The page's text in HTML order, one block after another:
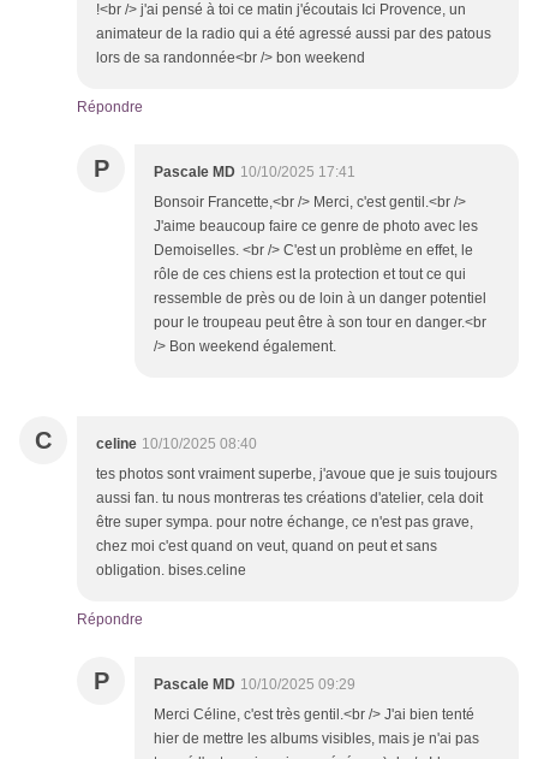
!<br /> j'ai pensé à toi ce matin j'écoutais Ici Provence, un
animateur de la radio qui a été agressé aussi par des patous
lors de sa randonnée<br /> bon weekend
Répondre
P Pascale MD 10/10/2025 17:41
Bonsoir Francette,<br /> Merci, c'est gentil.<br />
J'aime beaucoup faire ce genre de photo avec les
Demoiselles. <br /> C'est un problème en effet, le
rôle de ces chiens est la protection et tout ce qui
ressemble de près ou de loin à un danger potentiel
pour le troupeau peut être à son tour en danger.<br
/> Bon weekend également.
C celine 10/10/2025 08:40
tes photos sont vraiment superbe, j'avoue que je suis toujours
aussi fan. tu nous montreras tes créations d'atelier, cela doit
être super sympa. pour notre échange, ce n'est pas grave,
chez moi c'est quand on veut, quand on peut et sans
obligation. bises.celine
Répondre
P Pascale MD 10/10/2025 09:29
Merci Céline, c'est très gentil.<br /> J'ai bien tenté
hier de mettre les albums visibles, mais je n'ai pas